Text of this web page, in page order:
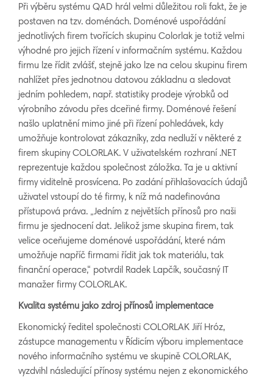
Při výběru systému QAD hrál velmi důležitou roli fakt, že je
postaven na tzv. doménách. Doménové uspořádání
jednotlivých firem tvořících skupinu Colorlak je totiž velmi
výhodné pro jejich řízení v informačním systému. Každou
firmu lze řídit zvlášť, stejně jako lze na celou skupinu firem
nahlížet přes jednotnou datovou základnu a sledovat
jedním pohledem, např. statistiky prodeje výrobků od
výrobního závodu přes dceřiné firmy. Doménové řešení
našlo uplatnění mimo jiné při řízení pohledávek, kdy
umožňuje kontrolovat zákazníky, zda nedluží v některé z
firem skupiny COLORLAK. V uživatelském rozhraní .NET
reprezentuje každou společnost záložka. Ta je u aktivní
firmy viditelně prosvícena. Po zadání přihlašovacích údajů
uživatel vstoupí do té firmy, k níž má nadefinována
přístupová práva. „Jedním z největších přínosů pro naši
firmu je sjednocení dat. Jelikož jsme skupina firem, tak
velice oceňujeme doménové uspořádání, které nám
umožňuje napříč firmami řídit jak tok materiálu, tak
finanční operace,“ potvrdil Radek Lapčík, současný IT
manažer firmy COLORLAK.
Kvalita systému jako zdroj přínosů implementace
Ekonomický ředitel společnosti COLORLAK Jiří Hróz,
zástupce managementu v Řídicím výboru implementace
nového informačního systému ve skupině COLORLAK,
vyzdvihl následující přínosy systému nejen z ekonomického